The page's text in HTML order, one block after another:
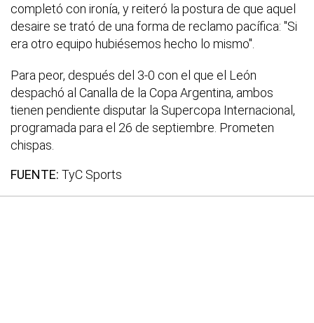
completó con ironía, y reiteró la postura de que aquel
desaire se trató de una forma de reclamo pacífica: "Si
era otro equipo hubiésemos hecho lo mismo".
Para peor, después del 3-0 con el que el León
despachó al Canalla de la Copa Argentina, ambos
tienen pendiente disputar la Supercopa Internacional,
programada para el 26 de septiembre. Prometen
chispas.
FUENTE: TyC Sports